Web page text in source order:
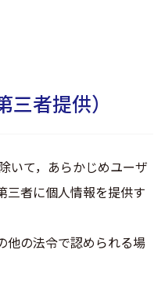
者提供）
いて，あらかじめユーザ
三者に個人情報を提供す
他の法令で認められる場